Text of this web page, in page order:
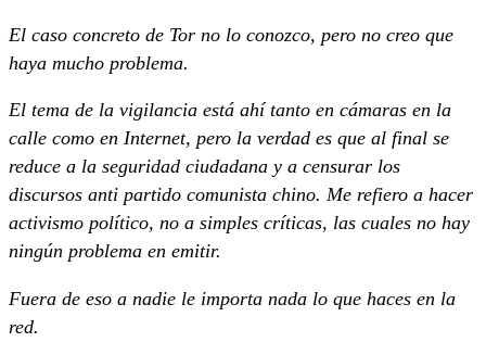
El caso concreto de Tor no lo conozco, pero no creo que
haya mucho problema.
El tema de la vigilancia está ahí tanto en cámaras en la
calle como en Internet, pero la verdad es que al final se
reduce a la seguridad ciudadana y a censurar los
discursos anti partido comunista chino. Me refiero a hacer
activismo político, no a simples críticas, las cuales no hay
ningún problema en emitir.
Fuera de eso a nadie le importa nada lo que haces en la
red.